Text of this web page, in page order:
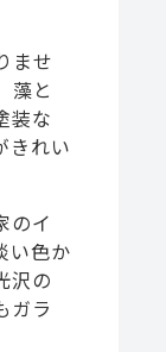
ませ
藻と
装な
きれい
のイ
い色か
沢の
ガラ